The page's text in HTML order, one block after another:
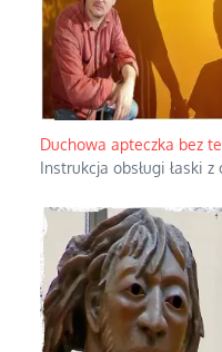
Duchowa apteczka bez
Instrukcja obsługi łaski